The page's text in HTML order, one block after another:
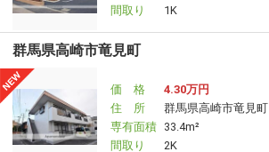
間取り
1K
群馬県高崎市竜見町
価 格
4.30万円
住 所
群馬県高崎市竜見町
専有面積 33.4m²
間取り
2K